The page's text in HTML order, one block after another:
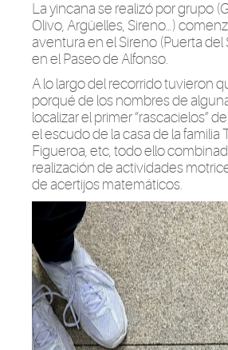
La yincana se realizó por grupo
Olivo,Argüelles, Sireno…) come
aventura en el Sireno (Puerta del
enel Paseo de Alfonso.
A lo largodel recorrido tuvieron
porqué de los nombres de
localizar el primer “rascacielos”
el escudo de la casa de la familia
Figueroa,etc, todo ello combi
realización de actividades
de acertijos matemáticos.